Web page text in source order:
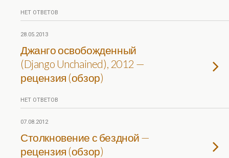
НЕТ ОТВЕТОВ
28.05.2013
Джанго освобожденный
(Django Unchained), 2012 —
рецензия (обзор)
НЕТ ОТВЕТОВ
07.08.2012
Столкновение с бездной —
рецензия (обзор)